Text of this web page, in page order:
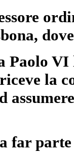
Paolo
la
far